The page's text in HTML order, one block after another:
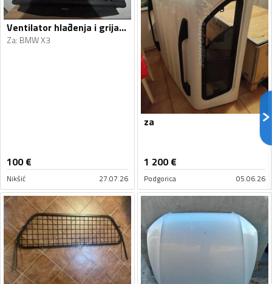
Ventilator hlađenja i grijanja za X3
Za: BMW X3
100€
Nikšić 27.07.26
za
1 200€
Podgorica 05.06.26